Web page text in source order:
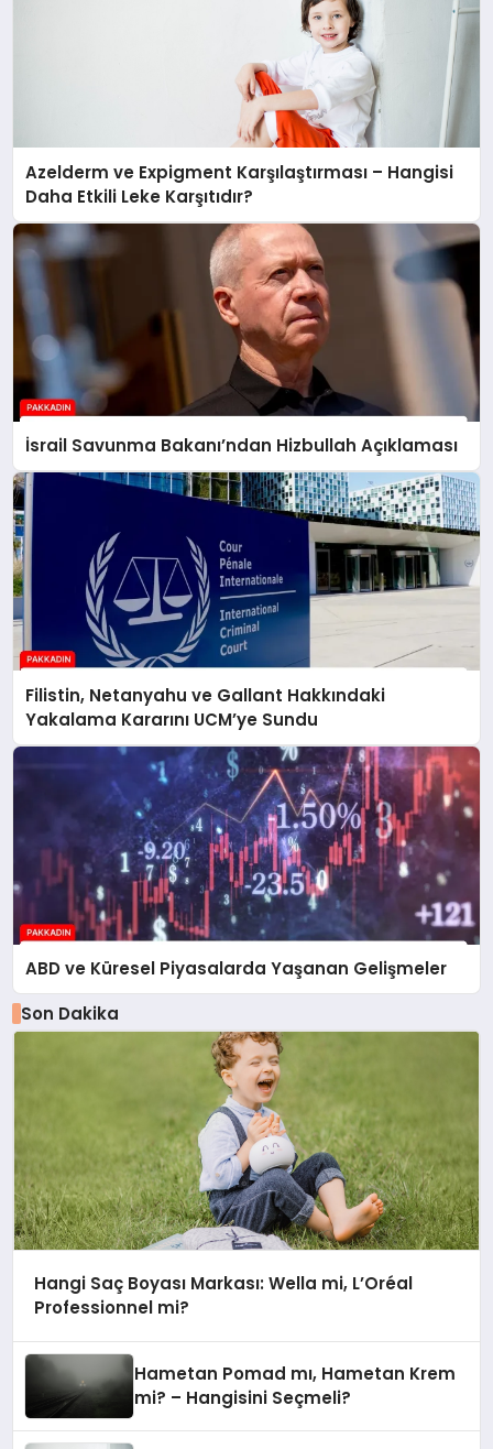
Azelderm ve Expigment Karşılaştırması – Hangisi
Daha Etkili Leke Karşıtıdır?
İsrail Savunma Bakanı’ndan Hizbullah Açıklaması
Filistin, Netanyahu ve Gallant Hakkındaki
Yakalama Kararını UCM’ye Sundu
ABD ve Küresel Piyasalarda Yaşanan Gelişmeler
Son Dakika
Hangi Saç Boyası Markası: Wella mi, L’Oréal
Professionnel mi?
Hametan Pomad mı, Hametan Krem
mi? – Hangisini Seçmeli?